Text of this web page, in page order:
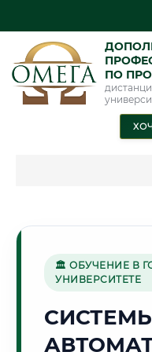
ПО
🏛 ОБУЧЕНИЕ В
УНИВЕРСИТЕТЕ